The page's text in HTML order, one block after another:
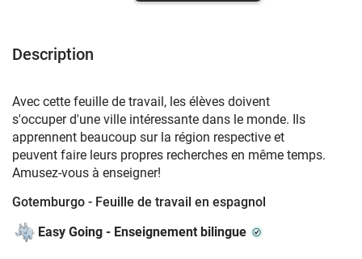
Description
Avec cette feuille de travail, les élèves doivent
s'occuper d'une ville intéressante dans le monde. Ils
apprennent beaucoup sur la région respective et
peuvent faire leurs propres recherches en même temps.
Amusez-vous à enseigner!
Gotemburgo - Feuille de travail en espagnol
Easy Going - Enseignement bilingue